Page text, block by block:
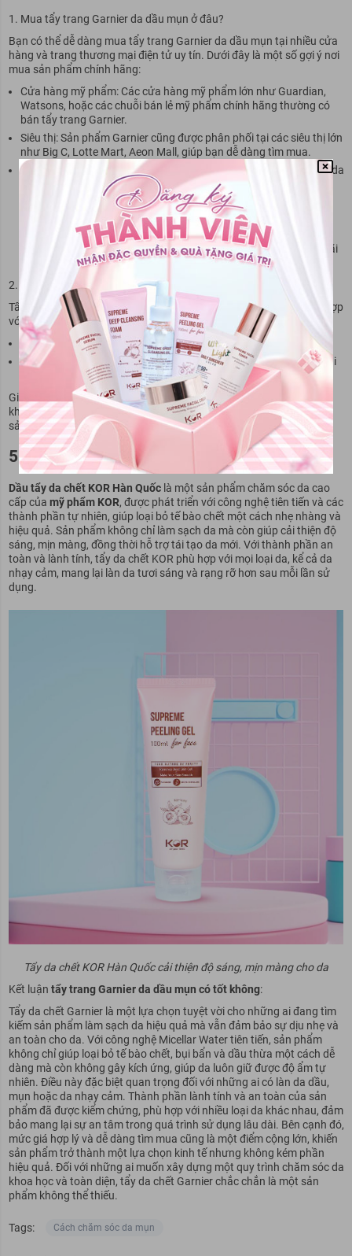
Mua tẩy trang Garnier da dầu mụn ở đâu?
Bạn có thể dễ dàng mua tẩy trang Garnier da dầu mụn tại nhiều cửa
hàng và trang thương mại điện tử uy tín. Dưới đây là một số gợi ý nơi
mua sản phẩm chính hãng:
Cửa hàng mỹ phẩm: Các cửa hàng mỹ phẩm lớn như Guardian,
Watsons, hoặc các chuỗi bán lẻ mỹ phẩm chính hãng thường có
bán tẩy trang Garnier.
Siêu thị: Sản phẩm Garnier cũng được phân phối tại các siêu thị lớn
như Big C, Lotte Mart, Aeon Mall, giúp bạn dễ dàng tìm mua.
Trang thương mại điện tử: Bạn có thể đặt mua tẩy trang Garnier da
dầu mụn trên các nền tảng trực tuyến uy tín như:
Shopee, Lazada, Tiki: Đây là những trang thương mại điện tử
phổ biến với nhiều cửa hàng chính hãng.
Website Garnier chính hãng: Đặt hàng trực tiếp từ website của
Garnier để đảm bảo sản phẩm chính hãng và nhận được ưu đãi
tốt nhất.
Giá tẩy trang Garnier da dầu mụn bao nhiêu?
Tẩy trang Garnier da dầu mụn có nhiều dung tích khác nhau, phù hợp
với nhu cầu sử dụng của từng người:
Chai 125ml: Giá dao động từ 80.000 - 100.000 VNĐ.
Chai 400ml: Giá từ 150.000 - 180.000 VNĐ, phù hợp cho những ai
sử dụng thường xuyên và tiết kiệm chi phí.
Giá cả có thể thay đổi tùy thuộc vào nơi bán và các chương trình
khuyến mãi. Nên lựa chọn mua từ các cửa hàng uy tín để đảm bảo
sản phẩm chính hãng và tránh mua phải hàng giả, kém chất lượng.
5. Giới thiệu tẩy da chết KOR Hàn Quốc
Dầu tẩy da chết KOR Hàn Quốclà một sản phẩm chăm sóc da cao
cấp của mỹ phẩm KOR, được phát triển với công nghệ tiên tiến và các
thành phần tự nhiên, giúp loại bỏ tế bào chết một cách nhẹ nhàng và
hiệu quả. Sản phẩm không chỉ làm sạch da mà còn giúp cải thiện độ
sáng, mịn màng, đồng thời hỗ trợ tái tạo da mới. Với thành phần an
toàn và lành tính, tẩy da chết KOR phù hợp với mọi loại da, kể cả da
nhạy cảm, mang lại làn da tươi sáng và rạng rỡ hơn sau mỗi lần sử
dụng.
Tẩy da chết KOR Hàn Quốc cải thiện độ sáng, mịn màng cho da
Kết luận tẩy trang Garnier da dầu mụn có tốt không:
Tẩy da chết Garnier là một lựa chọn tuyệt vời cho những ai đang tìm
kiếm sản phẩm làm sạch da hiệu quả mà vẫn đảm bảo sự dịu nhẹ và
an toàn cho da. Với công nghệ Micellar Water tiên tiến, sản phẩm
không chỉ giúp loại bỏ tế bào chết, bụi bẩn và dầu thừa một cách dễ
dàng mà còn không gây kích ứng, giúp da luôn giữ được độ ẩm tự
nhiên. Điều này đặc biệt quan trọng đối với những ai có làn da dầu,
mụn hoặc da nhạy cảm. Thành phần lành tính và an toàn của sản
phẩm đã được kiểm chứng, phù hợp với nhiều loại da khác nhau, đảm
bảo mang lại sự an tâm trong quá trình sử dụng lâu dài. Bên cạnh đó,
mức giá hợp lý và dễ dàng tìm mua cũng là một điểm cộng lớn, khiến
sản phẩm trở thành một lựa chọn kinh tế nhưng không kém phần
hiệu quả. Đối với những ai muốn xây dựng một quy trình chăm sóc da
khoa học và toàn diện, tẩy da chết Garnier chắc chắn là một sản
phẩm không thể thiếu.
Tags: Cách chăm sóc da mụn